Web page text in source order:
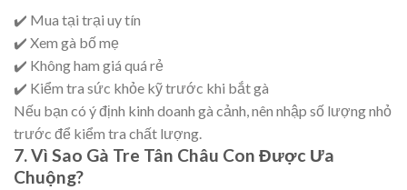
✔️ Mua tại trại uy tín
✔️ Xem gà bố mẹ
✔️ Không ham giá quá rẻ
✔️ Kiểm tra sức khỏe kỹ trước khi bắt gà
Nếu bạn có ý định kinh doanh gà cảnh, nên nhập số lượng nhỏ
trước để kiểm tra chất lượng.
7. Vì Sao Gà Tre Tân Châu Con Được Ưa
Chuộng?